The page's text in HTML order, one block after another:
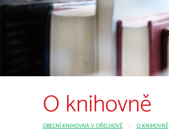
O knihovně
OBECNÍ KNIHOVNA V OŘECHOVĚ O KNIHOVNĚ